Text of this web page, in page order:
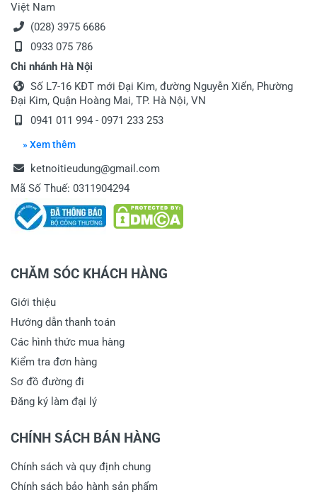
Việt Nam
(028) 3975 6686
0933 075 786
Chi nhánh Hà Nội
Số L7-16 KĐT mới Đại Kim, đường Nguyễn Xiển, Phường
Đại Kim, Quận Hoàng Mai, TP. Hà Nội, VN
0941 011 994 - 0971 233 253
» Xem thêm
ketnoitieudung@gmail.com
Mã Số Thuế: 0311904294
CHĂM SÓC KHÁCH HÀNG
Giới thiệu
Hướng dẫn thanh toán
Các hình thức mua hàng
Kiểm tra đơn hàng
Sơ đồ đường đi
Đăng ký làm đại lý
CHÍNH SÁCH BÁN HÀNG
Chính sách và quy định chung
Chính sách bảo hành sản phẩm